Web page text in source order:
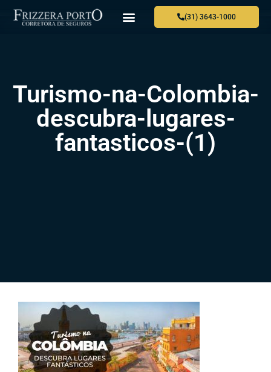
(31) 3643-1000
Turismo-na-Colombia-
descubra-lugares-
fantasticos-(1)